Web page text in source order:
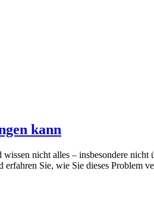
kann
nicht alles – insbesondere nicht
Sie, wie Sie dieses Problem